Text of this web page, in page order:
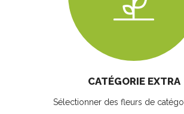
CATÉGORIE EXTRA
Sélectionner des fleurs de